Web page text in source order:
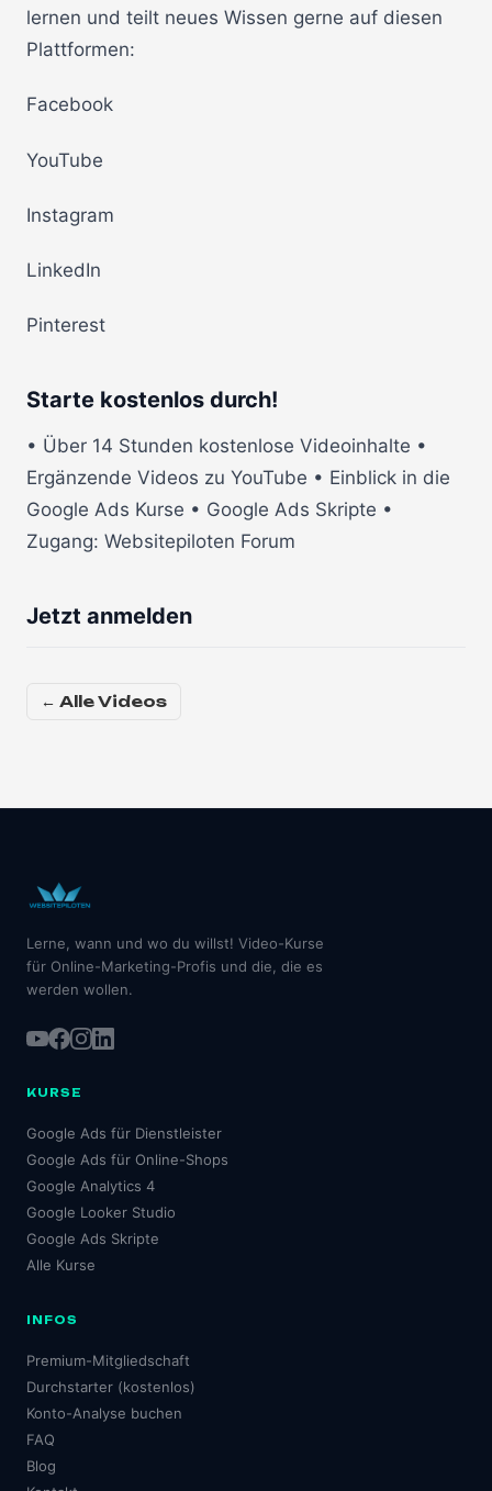
lernen und teilt neues Wissen gerne auf diesen
Plattformen:
Facebook
YouTube
Instagram
LinkedIn
Pinterest
Starte kostenlos durch!
• Über 14 Stunden kostenlose Videoinhalte •
Ergänzende Videos zu YouTube • Einblick in die
Google Ads Kurse • Google Ads Skripte •
Zugang: Websitepiloten Forum
Jetzt anmelden
← Alle Videos
Lerne, wann und wo du willst! Video-Kurse
für Online-Marketing-Profis und die, die es
werden wollen.
KURSE
Google Ads für Dienstleister
Google Ads für Online-Shops
Google Analytics 4
Google Looker Studio
Google Ads Skripte
Alle Kurse
INFOS
Premium-Mitgliedschaft
Durchstarter (kostenlos)
Konto-Analyse buchen
FAQ
Blog